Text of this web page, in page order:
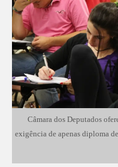
Câmara dos Deputados
exigência de apenas diploma